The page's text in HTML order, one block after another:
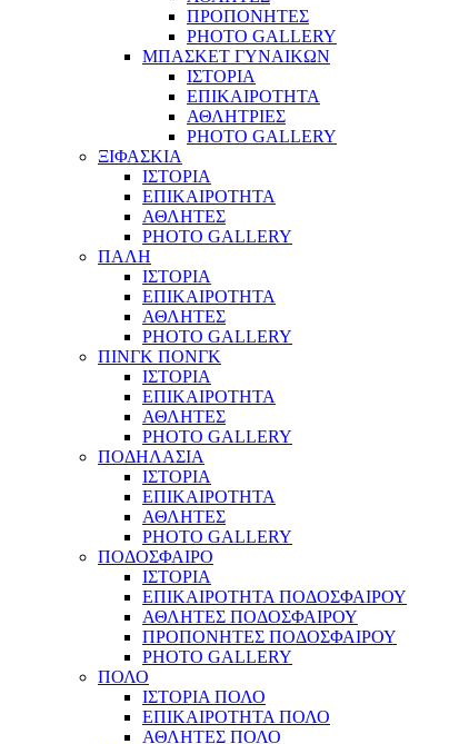
ΠΡΟΠΟΝΗΤΕΣ
PHOTO GALLERY
ΜΠΑΣΚΕΤ ΓΥΝΑΙΚΩΝ
ΙΣΤΟΡΙΑ
ΕΠΙΚΑΙΡΟΤΗΤΑ
ΑΘΛΗΤΡΙΕΣ
PHOTO GALLERY
ΞΙΦΑΣΚΙΑ
ΙΣΤΟΡΙΑ
ΕΠΙΚΑΙΡΟΤΗΤΑ
ΑΘΛΗΤΕΣ
PHOTO GALLERY
ΠΑΛΗ
ΙΣΤΟΡΙΑ
ΕΠΙΚΑΙΡΟΤΗΤΑ
ΑΘΛΗΤΕΣ
PHOTO GALLERY
ΠΙΝΓΚ ΠΟΝΓΚ
ΙΣΤΟΡΙΑ
ΕΠΙΚΑΙΡΟΤΗΤΑ
ΑΘΛΗΤΕΣ
PHOTO GALLERY
ΠΟΔΗΛΑΣΙΑ
ΙΣΤΟΡΙΑ
ΕΠΙΚΑΙΡΟΤΗΤΑ
ΑΘΛΗΤΕΣ
PHOTO GALLERY
ΠΟΔΟΣΦΑΙΡΟ
ΙΣΤΟΡΙΑ
ΕΠΙΚΑΙΡΟΤΗΤΑ ΠΟΔΟΣΦΑΙΡΟΥ
ΑΘΛΗΤΕΣ ΠΟΔΟΣΦΑΙΡΟΥ
ΠΡΟΠΟΝΗΤΕΣ ΠΟΔΟΣΦΑΙΡΟΥ
PHOTO GALLERY
ΠΟΛΟ
ΙΣΤΟΡΙΑ ΠΟΛΟ
ΕΠΙΚΑΙΡΟΤΗΤΑ ΠΟΛΟ
ΑΘΛΗΤΕΣ ΠΟΛΟ